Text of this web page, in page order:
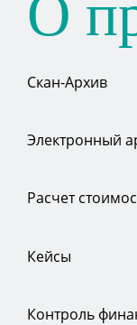
О
Скан-Архив
Электронный
Расчет
Кейсы
Контроль